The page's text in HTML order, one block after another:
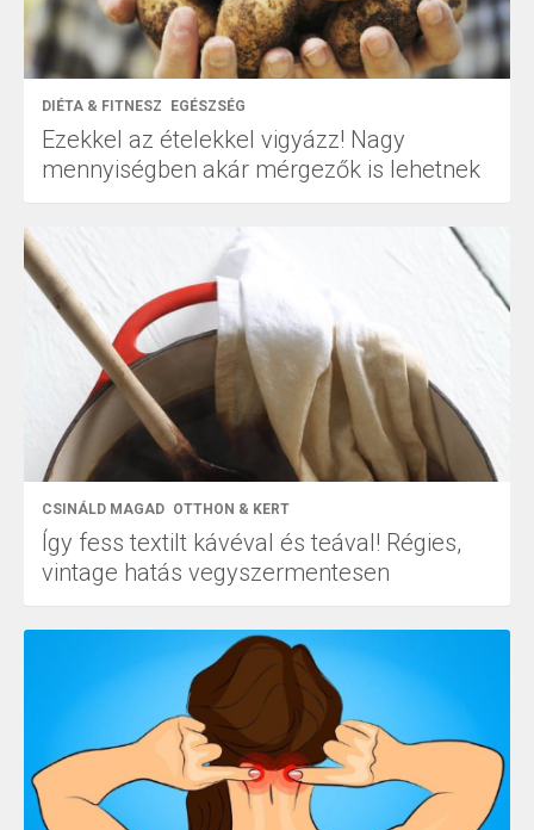
DIÉTA & FITNESZ EGÉSZSÉG
Ezekkel az ételekkel vigyázz! Nagy
mennyiségben akár mérgezők is lehetnek
CSINÁLD MAGAD OTTHON & KERT
Így fess textilt kávéval és teával! Régies,
vintage hatás vegyszermentesen